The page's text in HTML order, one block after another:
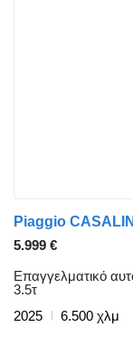
Piaggio CASALINI
5.999 €
Επαγγελματικό
3.5τ
2025
6.500 χλμ